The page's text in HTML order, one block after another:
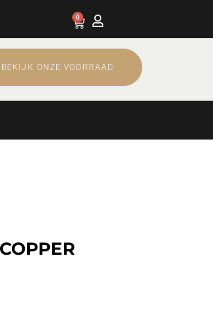
0
Cart
BEKIJK ONZE VOORRAAD